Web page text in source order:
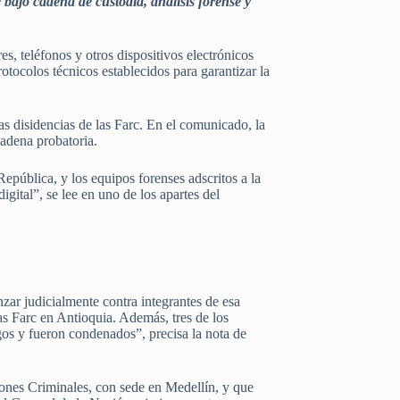
teléfonos y otros dispositivos electrónicos
técnicos establecidos para garantizar la
disidencias de las Farc. En el comunicado, la
probatoria.
y los equipos forenses adscritos a la
se lee en uno de los apartes del
judicialmente contra integrantes de esa
Farc en Antioquia. Además, tres de los
y fueron condenados”, precisa la nota de
Criminales, con sede en Medellín, y que